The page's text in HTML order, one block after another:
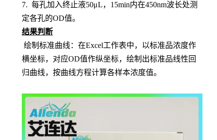
7. 每孔加入终止液50μL，15min内在450nm波长处测
定各孔的OD值。
结果判断
绘制标准曲线：在Excel工作表中，以标准品浓度作
横坐标，对应OD值作纵坐标，绘制出标准品线性回
归曲线，按曲线方程计算各样本浓度值。